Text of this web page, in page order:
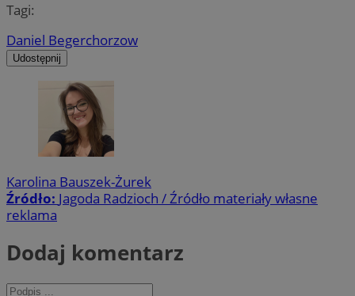
Tagi:
Daniel Begerchorzow
Udostępnij
Karolina Bauszek-Żurek
Źródło: Jagoda Radzioch / Źródło materiały własne
reklama
Dodaj komentarz